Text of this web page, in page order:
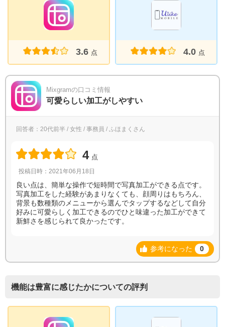
3.6 点 4.0 点
Mixgramの口コミ情報
可愛らしい加工がしやすい
回答者：20代前半 / 女性 / 事務員 / ふほまくさん
4 点
投稿日時：2021年06月18日
良い点は、簡単な操作で短時間で写真加工ができる点です。
写真加工をした経験があまりなくても、顔周りはもちろん、
背景も数種類のメニューから選んでタップするなどして自分
好みに可愛らしく加工できるのでひと味違った加工ができて
新鮮さを感じられて良かったです。
参考になった 0
機能は豊富に感じたかについての評判